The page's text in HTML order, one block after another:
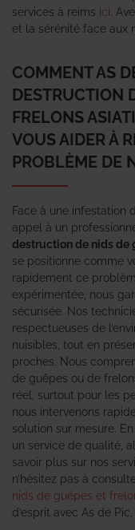
services à reims ici .
et la sérénité face aux
COMMENT AS
DESTRUCTION
FRELONS
VOUS AIDER À
PROBLÈME DE
Face à une infestation
appel à un
destruction de nids de
se positionne comme
rapidement ce
expérimentée, nous
sécurisée. Nos
respectueuses de
nuisibles, tout en
proches. Nous
de guêpes ou de
réel, surtout pour les
nous intervenons
solution sur mesure.
un service de qualité,
savoir plus sur nos
n’hésitez pas à
nids de guêpes et
d’esprit avec As de